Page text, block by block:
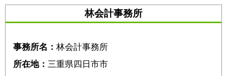
林会計事務所
事務所名： 林会計事務所
所在地： 三重県四日市市